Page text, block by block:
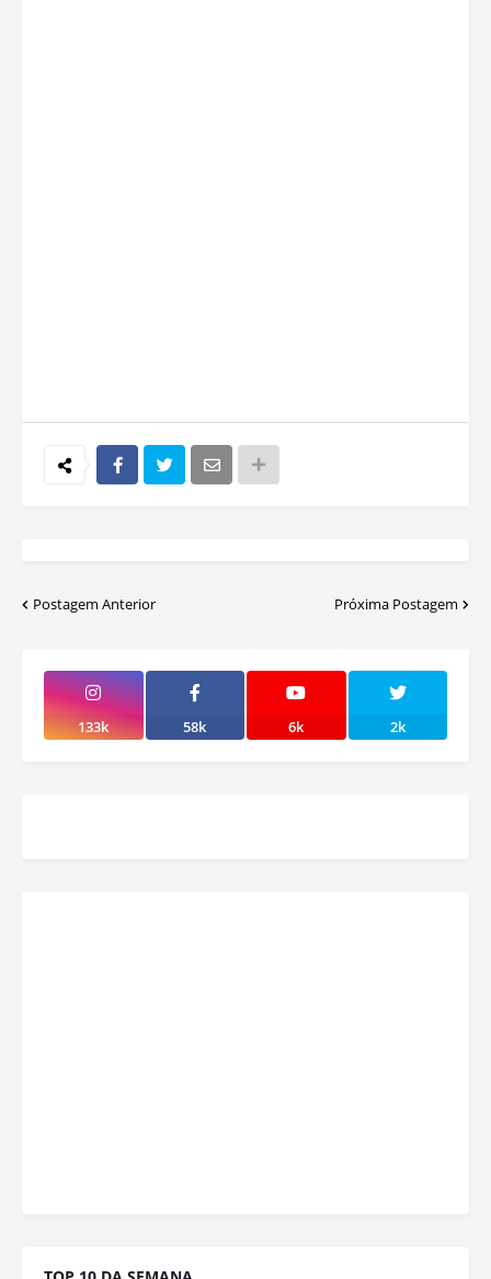
Postagem Anterior Próxima Postagem
133k 58k 6k 2k